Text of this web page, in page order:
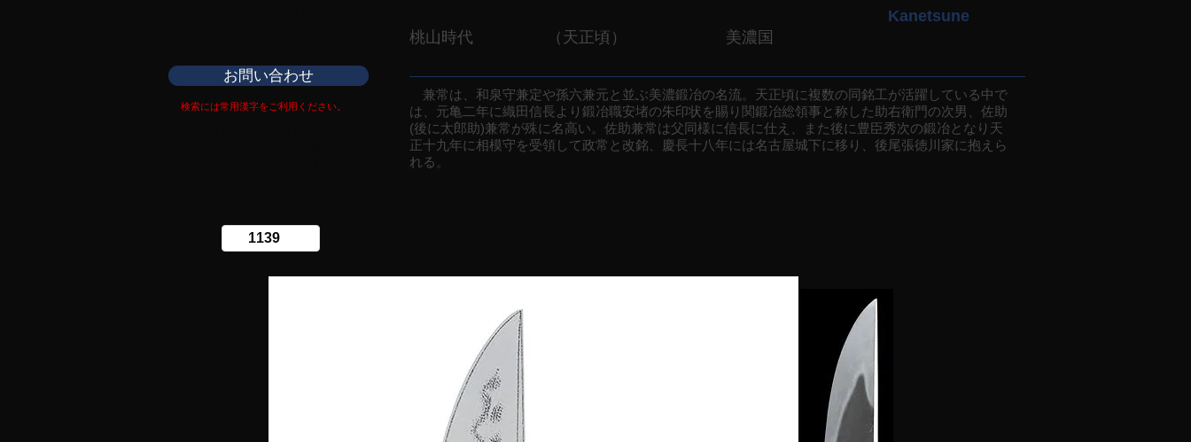
桃山時代 （天正頃） 美濃国
Kanetsune
お問い合わせ
検索には常用漢字をご利用ください。
兼常は、和泉守兼定や孫六兼元と並ぶ美濃鍛冶の名流。天正頃に複数の同銘工が活躍している中で
は、元亀二年に織田信長より鍛冶職安堵の朱印状を賜り関鍛冶総領事と称した助右衛門の次男、佐助
(後に太郎助)兼常が殊に名高い。佐助兼常は父同様に信長に仕え、また後に豊臣秀次の鍛冶となり天
正十九年に相模守を受領して政常と改銘、慶長十八年には名古屋城下に移り、後尾張徳川家に抱えら
れる。